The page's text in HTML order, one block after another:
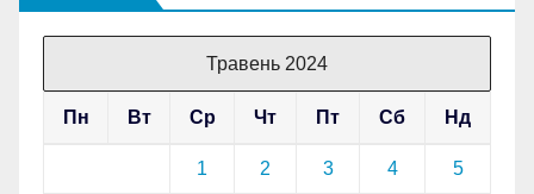
Травень 2024
Пн Вт Ср Чт Пт Сб Нд
1 2 3 4 5